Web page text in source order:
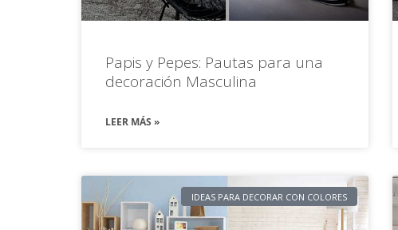
Papis y Pepes: Pautas para una
decoración Masculina
LEER MÁS »
IDEAS PARA DECORAR CON COLORES